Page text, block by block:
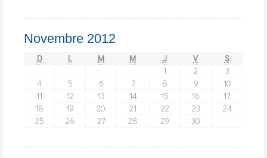
Novembre 2012
D L M M J V
S
1
2
3
4
5 6 7 8 9
10
11
12 13 14 15 16
17
18
19 20 21 22 23
24
25
26 27 28 29 30